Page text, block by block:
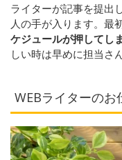
ライターが記事を提出
人の手が入ります。最
ケジュールが押してし
しい時は早めに担当さ
WEBライターのお